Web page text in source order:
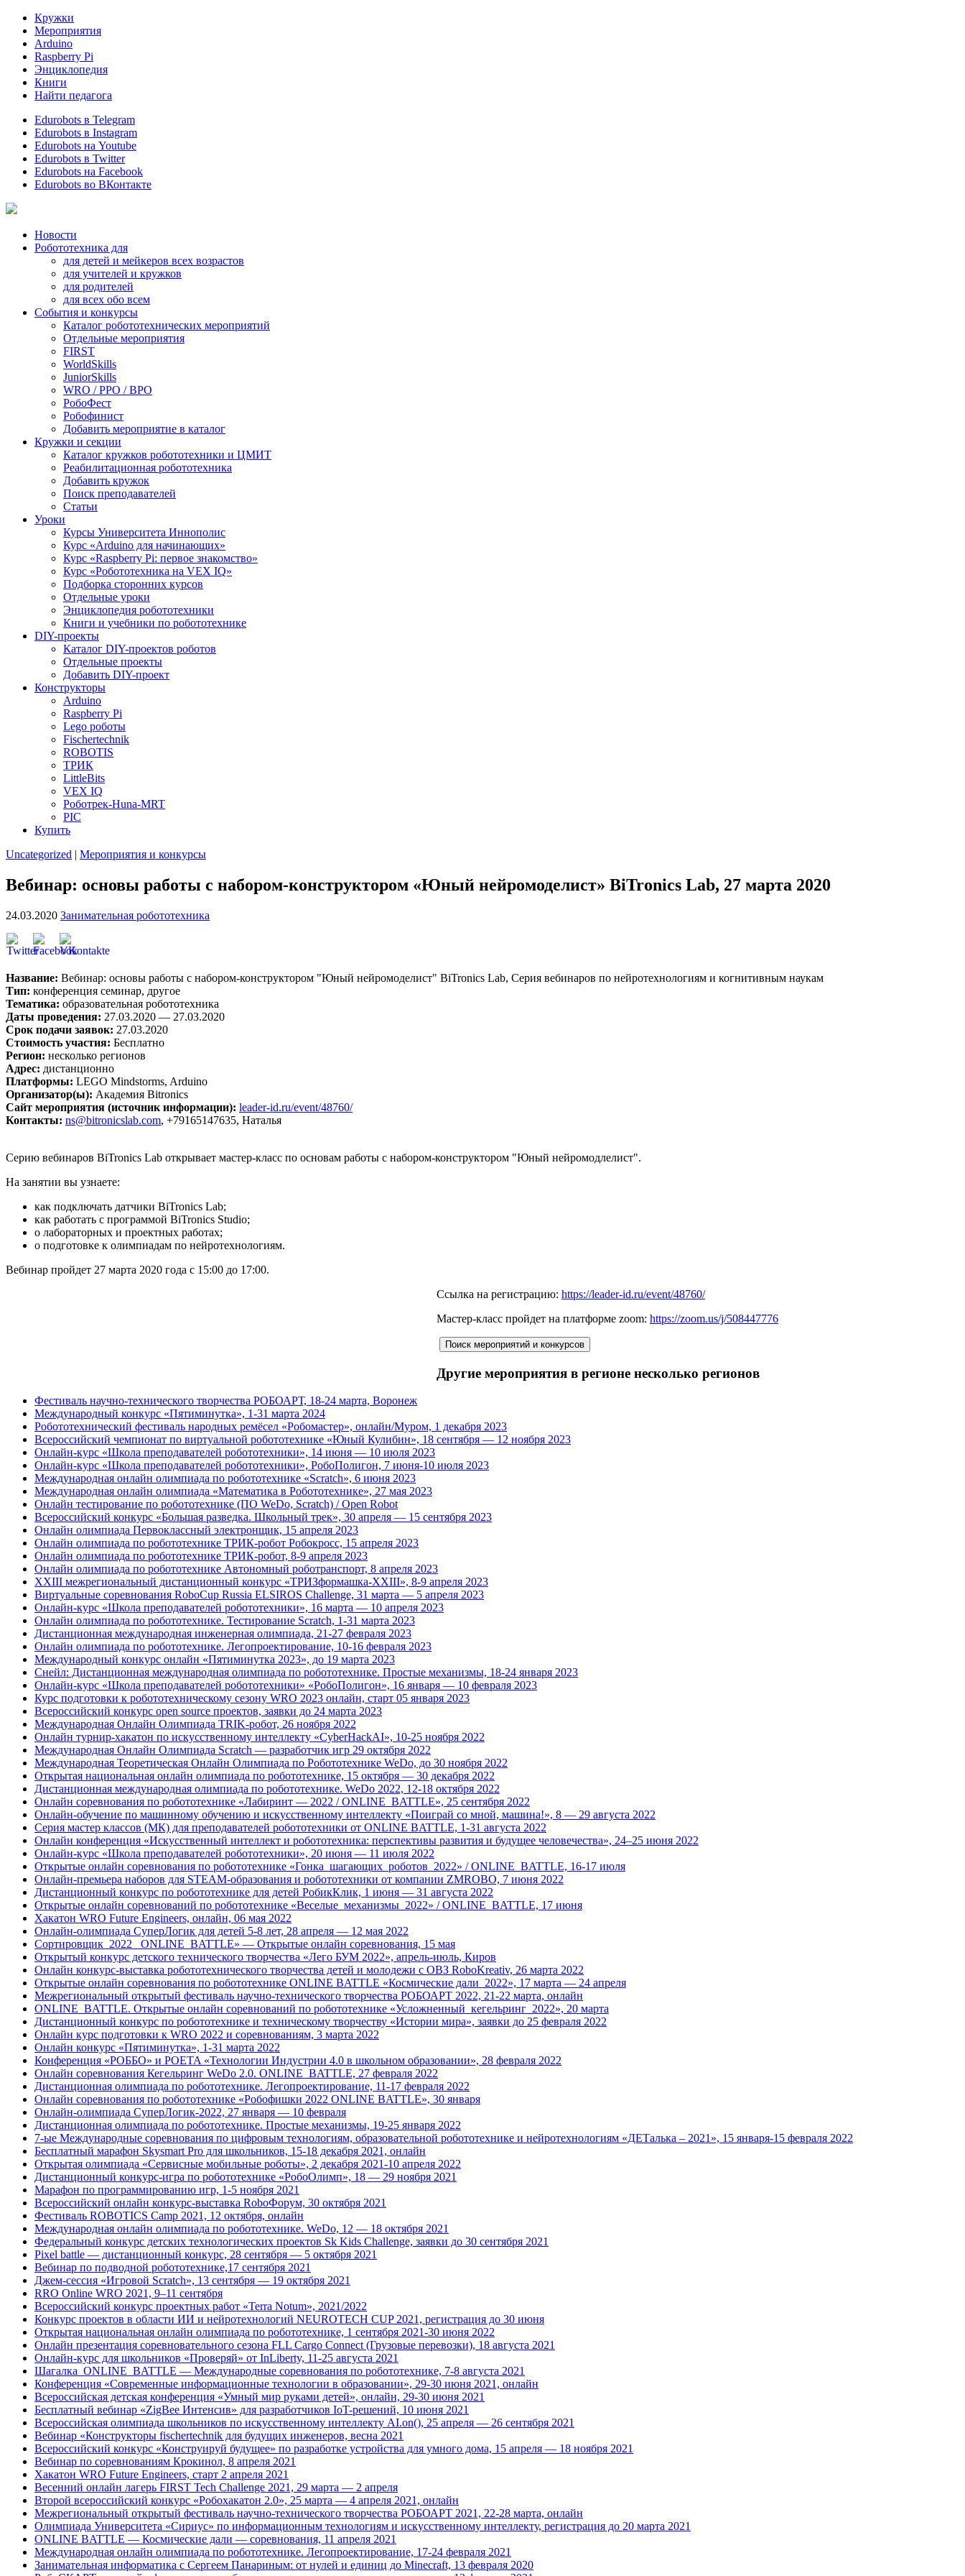
Кружки
Мероприятия
Arduino
Raspberry Pi
Энциклопедия
Книги
Найти педагога
Edurobots в Telegram
Edurobots в Instagram
Edurobots на Youtube
Edurobots в Twitter
Edurobots на Facebook
Edurobots во ВКонтакте
Новости
Робототехника для
для детей и мейкеров всех возрастов
для учителей и кружков
для родителей
для всех обо всем
События и конкурсы
Каталог робототехнических мероприятий
Отдельные мероприятия
FIRST
WorldSkills
JuniorSkills
WRO / РРО / ВРО
РобоФест
Робофинист
Добавить мероприятие в каталог
Кружки и секции
Каталог кружков робототехники и ЦМИТ
Реабилитационная робототехника
Добавить кружок
Поиск преподавателей
Статьи
Уроки
Курсы Университета Иннополис
Курс «Arduino для начинающих»
Курс «Raspberry Pi: первое знакомство»
Курс «Робототехника на VEX IQ»
Подборка сторонних курсов
Отдельные уроки
Энциклопедия робототехники
Книги и учебники по робототехнике
DIY-проекты
Каталог DIY-проектов роботов
Отдельные проекты
Добавить DIY-проект
Конструкторы
Arduino
Raspberry Pi
Lego роботы
Fischertechnik
ROBOTIS
ТРИК
LittleBits
VEX IQ
Роботрек-Huna-MRT
PIC
Купить
Uncategorized | Мероприятия и конкурсы
Вебинар: основы работы с набором-конструктором «Юный нейромоделист» BiTronics Lab, 27 марта 2020
24.03.2020 Занимательная робототехника
Название: Вебинар: основы работы с набором-конструктором "Юный нейромоделист" BiTronics Lab, Серия вебинаров по нейротехнологиям и когнитивным наукам
Тип: конференция семинар, другое
Тематика: образовательная робототехника
Даты проведения: 27.03.2020 — 27.03.2020
Срок подачи заявок: 27.03.2020
Стоимость участия: Бесплатно
Регион: несколько регионов
Адрес: дистанционно
Платформы: LEGO Mindstorms, Arduino
Организатор(ы): Академия Bitronics
Сайт мероприятия (источник информации): leader-id.ru/event/48760/
Контакты: ns@bitronicslab.com, +79165147635, Наталья
Серию вебинаров BiTronics Lab открывает мастер-класс по основам работы с набором-конструктором "Юный нейромодлелист".
На занятии вы узнаете:
как подключать датчики BiTronics Lab;
как работать с программой BiTronics Studio;
о лабораторных и проектных работах;
о подготовке к олимпиадам по нейротехнологиям.
Вебинар пройдет 27 марта 2020 года с 15:00 до 17:00.
Ccылка на регистрацию: https://leader-id.ru/event/48760/
Мастер-класс пройдет на платформе zoom: https://zoom.us/j/508447776
Другие мероприятия в регионе несколько регионов
Фестиваль научно-технического творчества РОБОАРТ, 18-24 марта, Воронеж
Международный конкурс «Пятиминутка», 1-31 марта 2024
Робототехнический фестиваль народных ремёсел «Робомастер», онлайн/Муром, 1 декабря 2023
Всероссийский чемпионат по виртуальной робототехнике «Юный Кулибин», 18 сентября — 12 ноября 2023
Онлайн-курс «Школа преподавателей робототехники», 14 июня — 10 июля 2023
Онлайн-курс «Школа преподавателей робототехники», РобоПолигон, 7 июня-10 июля 2023
Международная онлайн олимпиада по робототехнике «Scratch», 6 июня 2023
Международная онлайн олимпиада «Математика в Робототехнике», 27 мая 2023
Онлайн тестирование по робототехнике (ПО WeDo, Scratch) / Open Robot
Всероссийский конкурс «Большая разведка. Школьный трек», 30 апреля — 15 сентября 2023
Онлайн олимпиада Первоклассный электронщик, 15 апреля 2023
Онлайн олимпиада по робототехнике ТРИК-робот Робокросс, 15 апреля 2023
Онлайн олимпиада по робототехнике ТРИК-робот, 8-9 апреля 2023
Онлайн олимпиада по робототехнике Автономный роботранспорт, 8 апреля 2023
XXIII межрегиональный дистанционный конкурс «ТРИЗформашка-XXIII», 8-9 апреля 2023
Виртуальные соревнования RoboCup Russia ELSIROS Challenge, 31 марта — 5 апреля 2023
Онлайн-курс «Школа преподавателей робототехники», 16 марта — 10 апреля 2023
Онлайн олимпиада по робототехнике. Тестирование Scratch, 1-31 марта 2023
Дистанционная международная инженерная олимпиада, 21-27 февраля 2023
Онлайн олимпиада по робототехнике. Легопроектирование, 10-16 февраля 2023
Международный конкурс онлайн «Пятиминутка 2023», до 19 марта 2023
Снейл: Дистанционная международная олимпиада по робототехнике. Простые механизмы, 18-24 января 2023
Онлайн-курс «Школа преподавателей робототехники» «РобоПолигон», 16 января — 10 февраля 2023
Курс подготовки к робототехническому сезону WRO 2023 онлайн, старт 05 января 2023
Всероссийский конкурс open source проектов, заявки до 24 марта 2023
Международная Онлайн Олимпиада TRIK-робот, 26 ноября 2022
Онлайн турнир-хакатон по искусственному интеллекту «CyberHackAI», 10-25 ноября 2022
Международная Онлайн Олимпиада Scratch — разработчик игр 29 октября 2022
Международная Теоретическая Онлайн Олимпиада по Робототехнике WeDo, до 30 ноября 2022
Открытая национальная онлайн олимпиада по робототехнике, 15 октября — 30 декабря 2022
Дистанционная международная олимпиада по робототехнике. WeDo 2022, 12-18 октября 2022
Онлайн соревнования по робототехнике «Лабиринт — 2022 / ONLINE_BATTLE», 25 сентября 2022
Онлайн-обучение по машинному обучению и искусственному интеллекту «Поиграй со мной, машина!», 8 — 29 августа 2022
Серия мастер классов (МК) для преподавателей робототехники от ONLINE BATTLE, 1-31 августа 2022
Онлайн конференция «Искусственный интеллект и робототехника: перспективы развития и будущее человечества», 24–25 июня 2022
Онлайн-курс «Школа преподавателей робототехники», 20 июня — 11 июля 2022
Открытые онлайн соревнования по робототехнике «Гонка_шагающих_роботов_2022» / ONLINE_BATTLE, 16-17 июля
Онлайн-премьера наборов для STEAM-образования и робототехники от компании ZMROBO, 7 июня 2022
Дистанционный конкурс по робототехнике для детей РобикКлик, 1 июня — 31 августа 2022
Открытые онлайн соревнований по робототехнике «Веселые_механизмы_2022» / ONLINE_BATTLE, 17 июня
Хакатон WRO Future Engineers, онлайн, 06 мая 2022
Онлайн-олимпиада СуперЛогик для детей 5-8 лет, 28 апреля — 12 мая 2022
Сортировщик_2022 _ONLINE_BATTLE» — Открытые онлайн соревнования, 15 мая
Открытый конкурс детского технического творчества «Лего БУМ 2022», апрель-июль, Киров
Онлайн конкурс-выставка робототехнического творчества детей и молодежи с ОВЗ RoboKreativ, 26 марта 2022
Открытые онлайн соревнования по робототехнике ONLINE BATTLE «Космические дали_2022», 17 марта — 24 апреля
Межрегиональный открытый фестиваль научно-технического творчества РОБОАРТ 2022, 21-22 марта, онлайн
ONLINE_BATTLE. Открытые онлайн соревнований по робототехнике «Усложненный_кегельринг_2022», 20 марта
Дистанционный конкурс по робототехнике и техническому творчеству «Истории мира», заявки до 25 февраля 2022
Онлайн курс подготовки к WRO 2022 и соревнованиям, 3 марта 2022
Онлайн конкурс «Пятиминутка», 1-31 марта 2022
Конференция «РОББО» и POETA «Технологии Индустрии 4.0 в школьном образовании», 28 февраля 2022
Онлайн соревнования Кегельринг WeDo 2.0. ONLINE_BATTLE, 27 февраля 2022
Дистанционная олимпиада по робототехнике. Легопроектирование, 11-17 февраля 2022
Онлайн соревнования по робототехнике «Робофишки 2022 ONLINE BATTLE», 30 января
Онлайн-олимпиада СуперЛогик-2022, 27 января — 10 февраля
Дистанционная олимпиада по робототехнике. Простые механизмы, 19-25 января 2022
7-ые Международные соревнования по цифровым технологиям, образовательной робототехнике и нейротехнологиям «ДЕТалька – 2021», 15 января-15 февраля 2022
Бесплатный марафон Skysmart Pro для школьников, 15-18 декабря 2021, онлайн
Открытая олимпиада «Сервисные мобильные роботы», 2 декабря 2021-10 апреля 2022
Дистанционный конкурс-игра по робототехнике «РобоОлимп», 18 — 29 ноября 2021
Марафон по программированию игр, 1-5 ноября 2021
Всероссийский онлайн конкурс-выставка RoboФорум, 30 октября 2021
Фестиваль ROBOTICS Camp 2021, 12 октября, онлайн
Международная онлайн олимпиада по робототехнике. WeDo, 12 — 18 октября 2021
Федеральный конкурс детских технологических проектов Sk Kids Challenge, заявки до 30 сентября 2021
Pixel battle — дистанционный конкурс, 28 сентября — 5 октября 2021
Вебинар по подводной робототехнике,17 сентября 2021
Джем-сессия «Игровой Scratch», 13 сентября — 19 октября 2021
RRO Online WRO 2021, 9–11 сентября
Всероссийский конкурс проектных работ «Terra Notum», 2021/2022
Конкурс проектов в области ИИ и нейротехнологий NEUROTECH CUP 2021, регистрация до 30 июня
Открытая национальная онлайн олимпиада по робототехнике, 1 сентября 2021-30 июня 2022
Онлайн презентация соревновательного сезона FLL Cargo Connect (Грузовые перевозки), 18 августа 2021
Онлайн-курс для школьников «Проверяй» от InLiberty, 11-25 августа 2021
Шагалка_ONLINE_BATTLE — Международные соревнования по робототехнике, 7-8 августа 2021
Конференция «Современные информационные технологии в образовании», 29-30 июня 2021, онлайн
Всероссийская детская конференция «Умный мир руками детей», онлайн, 29-30 июня 2021
Бесплатный вебинар «ZigBee Интенсив» для разработчиков IoT-решений, 10 июня 2021
Всероссийская олимпиада школьников по искусственному интеллекту AI.on(), 25 апреля — 26 сентября 2021
Вебинар «Конструкторы fischertechnik для будущих инженеров, весна 2021
Всероссийский конкурс «Конструируй будущее» по разработке устройства для умного дома, 15 апреля — 18 ноября 2021
Вебинар по соревнованиям Крокинол, 8 апреля 2021
Хакатон WRO Future Engineers, старт 2 апреля 2021
Весенний онлайн лагерь FIRST Tech Challenge 2021, 29 марта — 2 апреля
Второй всероссийский конкурс «Робохакатон 2.0», 25 марта — 4 апреля 2021, онлайн
Межрегиональный открытый фестиваль научно-технического творчества РОБОАРТ 2021, 22-28 марта, онлайн
Олимпиада Университета «Сириус» по информационным технологиям и искусственному интеллекту, регистрация до 20 марта 2021
ONLINE BATTLE — Космические дали — соревнования, 11 апреля 2021
Международная онлайн олимпиада по робототехнике. Легопроектирование, 17-24 февраля 2021
Занимательная информатика с Сергеем Панариным: от нулей и единиц до Minecraft, 13 февраля 2020